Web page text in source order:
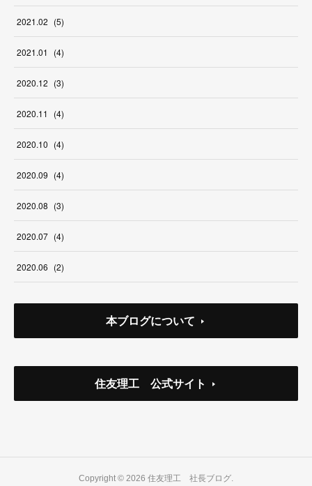
2021.02 (5)
2021.01 (4)
2020.12 (3)
2020.11 (4)
2020.10 (4)
2020.09 (4)
2020.08 (3)
2020.07 (4)
2020.06 (2)
本ブログについて
住友理工 公式サイト
Copyright © 2026 住友理工 社長ブログ.